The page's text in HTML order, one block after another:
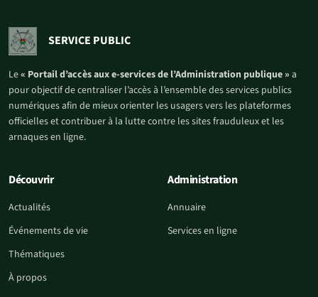
SERVICE PUBLIC
Le« Portail d’accès aux e-services de l’Administration publique » a
pour objectif de centraliser l’accès à l’ensemble des services publics
numériques afin de mieux orienter les usagers vers les plateformes
officielles et contribuer à la lutte contre les sites frauduleux et les
arnaques en ligne.
Découvrir
Actualités
Événements de vie
Thématiques
À propos
Administration
Annuaire
Services en ligne